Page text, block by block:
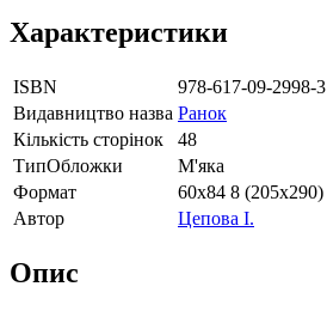
Характеристики
ISBN
978-617-09-2998-3
Видавництво назва Ранок
Кількість сторінок
48
ТипОбложки
М'яка
Формат
60х84 8 (205х290)
Автор
Цепова І.
Опис